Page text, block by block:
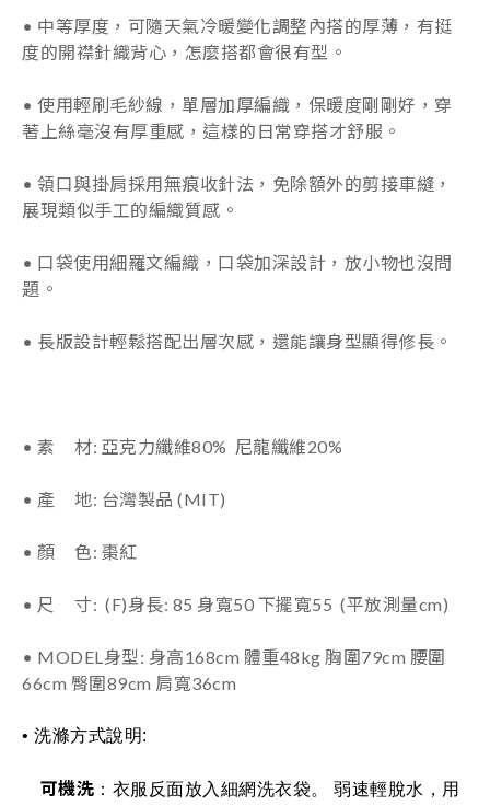
• 中等厚度，可隨天氣冷暖變化調整內搭的厚薄，有挺
度的開襟針織背心，怎麼搭都會很有型。
• 使用輕刷毛紗線，單層加厚編織，保暖度剛剛好，穿
著上絲毫沒有厚重感，這樣的日常穿搭才舒服。
• 領口與掛肩採用無痕收針法，免除額外的剪接車縫，
展現類似手工的編織質感。
• 口袋使用細羅文編織，口袋加深設計，放小物也沒問
題。
• 長版設計輕鬆搭配出層次感，還能讓身型顯得修長。
• 素 材: 亞克力纖維80% 尼龍纖維20%
• 產 地: 台灣製品 (MIT)
• 顏 色: 棗紅
• 尺 寸: (F)身長: 85 身寬50 下擺寬55 (平放測量cm)
• MODEL身型: 身高168cm 體重48kg 胸圍79cm 腰圍
66cm 臀圍89cm 肩寬36cm
• 洗滌方式說明:
可機洗 ：衣服反面放入細網洗衣袋。 弱速輕脫水，用